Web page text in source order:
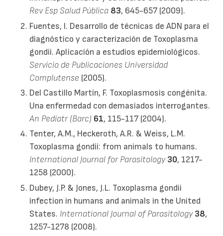
Rev Esp Salud Pública 83, 645-657 (2009).
Fuentes, I. Desarrollo de técnicas de ADN para el
diagnóstico y caracterización de Toxoplasma
gondii. Aplicación a estudios epidemiológicos.
Servicio de Publicaciones Universidad
Complutense (2005).
Del Castillo Martín, F. Toxoplasmosis congénita.
Una enfermedad con demasiados interrogantes.
An Pediatr (Barc) 61, 115-117 (2004).
Tenter, A.M., Heckeroth, A.R. & Weiss, L.M.
Toxoplasma gondii: from animals to humans.
International Journal for Parasitology 30, 1217-
1258 (2000).
Dubey, J.P. & Jones, J.L. Toxoplasma gondii
infection in humans and animals in the United
States. International Journal of Parasitology 38,
1257-1278 (2008).